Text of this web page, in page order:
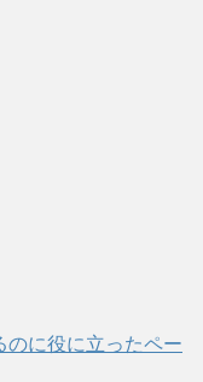
のに役に立ったペー